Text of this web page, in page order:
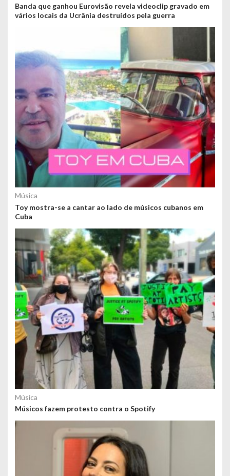
Banda que ganhou Eurovisão revela videoclip gravado em
vários locais da Ucrânia destruídos pela guerra
Música
Toy mostra-se a cantar ao lado de músicos cubanos em
Cuba
Música
Músicos fazem protesto contra o Spotify